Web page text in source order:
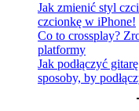
Jak zmienić styl
czcionkę w iPhone!
Co to crossplay?
platformy
Jak podłączyć
sposoby, by